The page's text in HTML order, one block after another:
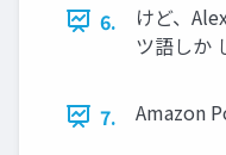
6.
けど、
ツ語しか
7. Amazon